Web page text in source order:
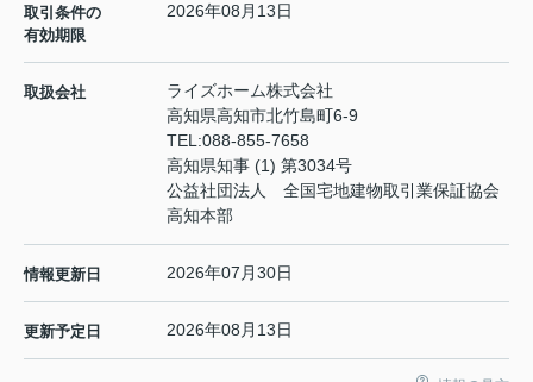
取引条件の
有効期限
2026年08月13日
取扱会社
ライズホーム株式会社
高知県高知市北竹島町6-9
TEL:088-855-7658
高知県知事 (1) 第3034号
公益社団法人 全国宅地建物取引業保証協会
高知本部
情報更新日 2026年07月30日
更新予定日 2026年08月13日